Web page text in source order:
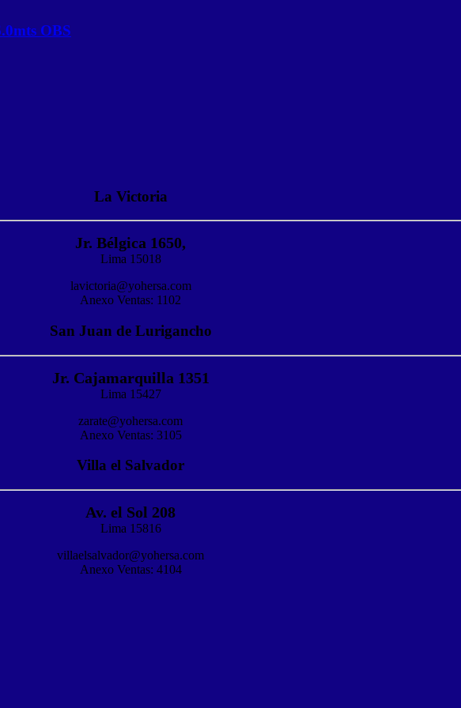
OBS
La Victoria
Jr. Bélgica 1650,
Lima 15018
lavictoria@yohersa.com
Anexo Ventas: 1102
San Juan de Lurigancho
Jr. Cajamarquilla 1351
Lima 15427
zarate@yohersa.com
Anexo Ventas: 3105
Villa el Salvador
Av. el Sol 208
Lima 15816
villaelsalvador@yohersa.com
Anexo Ventas: 4104